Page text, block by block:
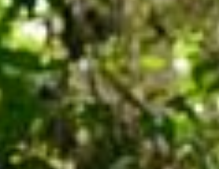
nuovo rapporto e
che aziende e
possano mettere a rischio